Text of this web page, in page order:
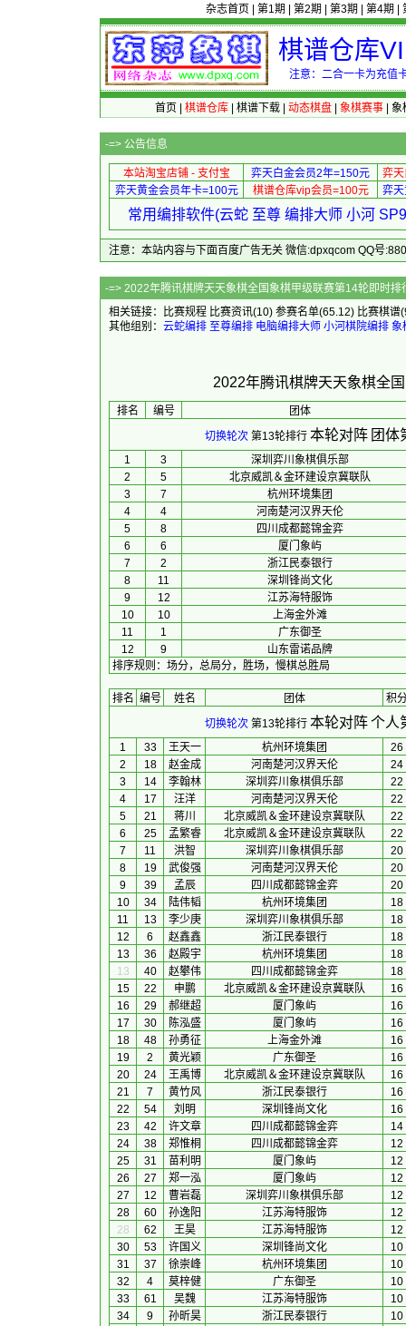
杂志首页 第1期 第2期 第3期 第4期
棋谱仓库
注意：二合一卡为充值
首页 棋谱仓库| 棋谱下载| 动态棋盘| 象棋赛事| 象
-=> 公告信息
本站淘宝店铺 - 支付宝 弈天白金会员2年=150元
弈
弈天黄金会员年卡=100元
棋谱仓库vip会员=100元 弈
常用编排软件(云蛇 至尊 编排大师 小河
注意：本站内容与下面百度广告无关 微信:dpxqcom QQ号
-=> 2022年腾讯棋牌天天象棋全国
相关链接：
比赛规程 比赛资讯(10) 参赛名单(65.12) 比赛棋谱
其他组别： 云蛇编排 至尊编排 电脑编排大师 小河棋院编排 象
2022年腾讯棋牌天天象棋全
排名 编号
团体
切换轮次 第13轮排行 本轮对阵 团体
1 3
深圳弈川象棋俱乐部
2
5
北京威凯＆金环建设京冀联队
3
7
杭州环境集团
4
4
河南楚河汉界天伦
5
8
四川成都懿锦金弈
6
6
厦门象屿
7
2
浙江民泰银行
8
11
深圳锋尚文化
9
12
江苏海特服饰
10
10
上海金外滩
11
1
广东御圣
12
9
山东雷诺品牌
排序规则 ： 场分，总局分，胜场，慢棋总胜局
排名 编号 姓名 团体
积
切换轮次 第13轮排行 本轮对阵个人
1 33 王天一 杭州环境集团
26
2
18 赵金成 河南楚河汉界天伦
24
3
14 李翰林 深圳弈川象棋俱乐部
22
4
17 汪洋 河南楚河汉界天伦
22
5
21 蒋川 北京威凯＆金环建设京冀联队
22
6
25 孟繁睿 北京威凯＆金环建设京冀联队
22
7
11 洪智 深圳弈川象棋俱乐部
20
8
19 武俊强 河南楚河汉界天伦
20
9
39 孟辰 四川成都懿锦金弈
20
10
34 陆伟韬 杭州环境集团
18
11
13 李少庚 深圳弈川象棋俱乐部
18
12
6 赵鑫鑫 浙江民泰银行
18
13
36 赵殿宇 杭州环境集团
18
13
40 赵攀伟 四川成都懿锦金弈
18
15
22 申鹏 北京威凯＆金环建设京冀联队
16
16
29 郝继超 厦门象屿
16
17
30 陈泓盛 厦门象屿
16
18
48 孙勇征 上海金外滩
16
19
2 黄光颖 广东御圣
16
20
24 王禹博 北京威凯＆金环建设京冀联队
16
21
7 黄竹风 浙江民泰银行
16
22
54 刘明 深圳锋尚文化
16
23
42 许文章 四川成都懿锦金弈
14
24
38 郑惟桐 四川成都懿锦金弈
12
25
31 苗利明 厦门象屿
12
26
27 郑一泓 厦门象屿
12
27
12 曹岩磊 深圳弈川象棋俱乐部
12
28
60 孙逸阳 江苏海特服饰
12
28
62 王昊 江苏海特服饰
12
30
53 许国义 深圳锋尚文化
10
31
37 徐崇峰 杭州环境集团
10
32
4 莫梓健 广东御圣
10
33
61 吴魏 江苏海特服饰
10
34
9 孙昕昊 浙江民泰银行
10